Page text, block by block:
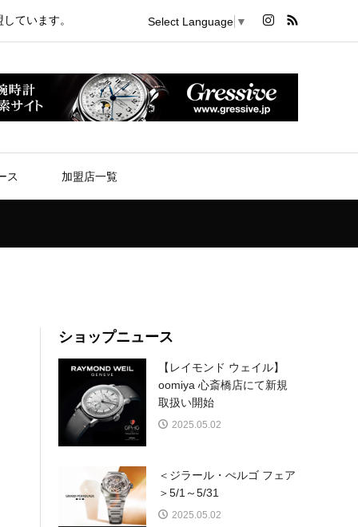
ています。 Select Language ▼
ス 加盟店一覧
ショップニュース
【レイモンド ウェイル】
oomiya 心斎橋店にて新規
取扱い開始
2025.05.02
＜ジラール・ぺルゴ フェア
＞5/1～5/31
2025.05.02